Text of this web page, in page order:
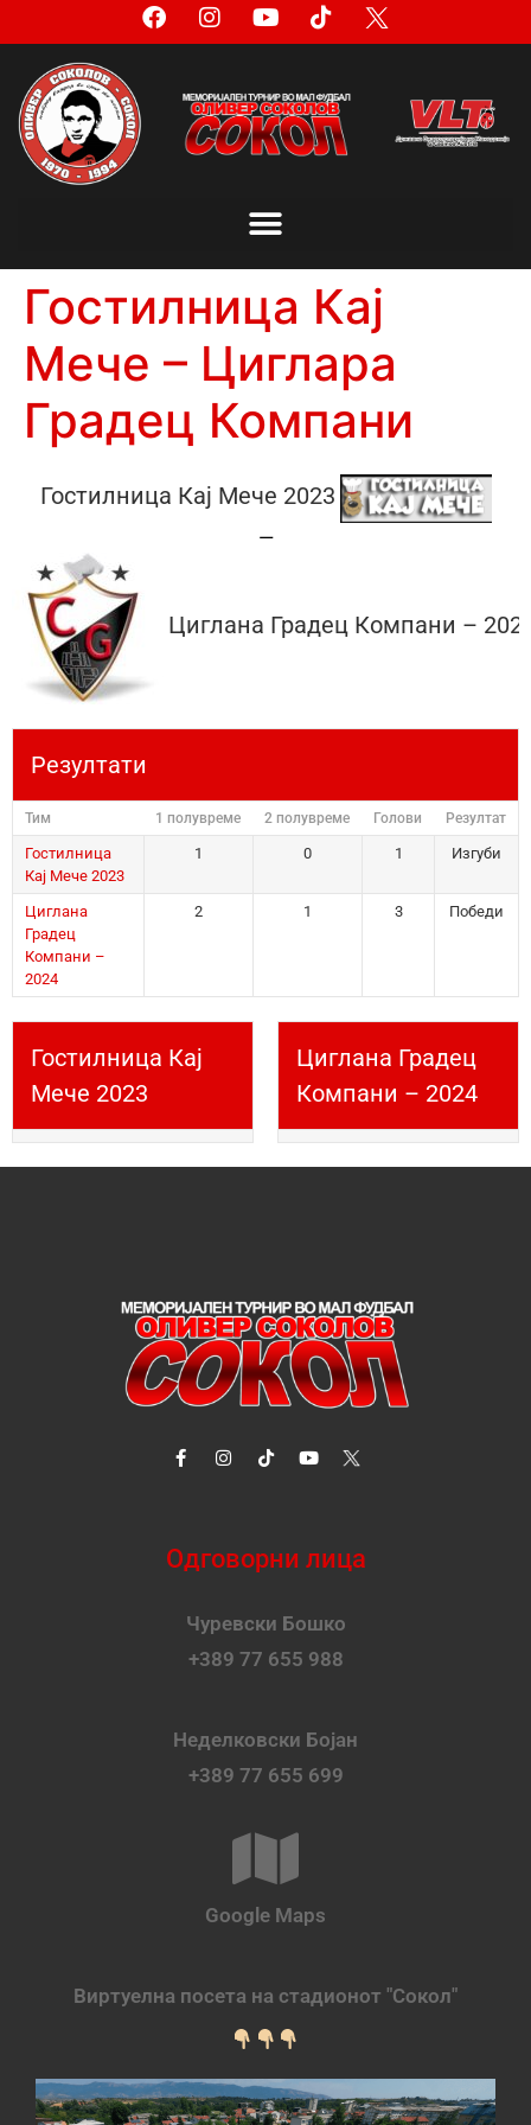
Гостилница Кај
Мече – Циглара
Градец Компани
Гостилница Кај Мече 2023
—
Циглана Градец Компани –
Резултати
Тим 1 полувреме 2 полувреме Голови Резултат
Гостилница
Кај Мече 2023
1 0 1 Изгуби
Циглана
Градец
Компани –
2024
2 1 3 Победи
Гостилница Кај
Мече 2023
Циглана Градец
Компани – 2024
Одговорни лица
Чуревски Бошко
+389 77 655 988
Неделковски Бојан
+389 77 655 699
Google Maps
Виртуелна посета на стадионот "Сокол"